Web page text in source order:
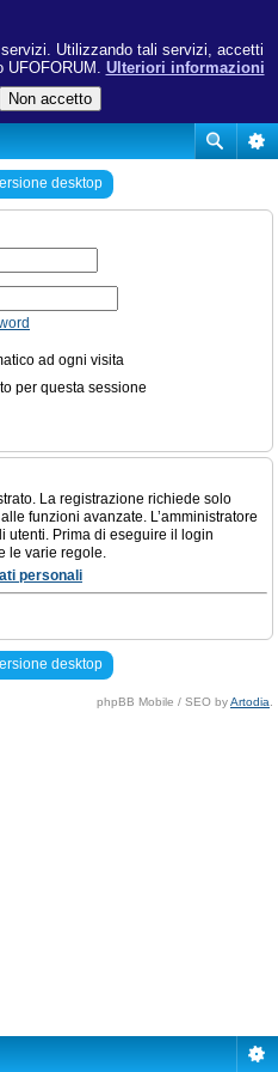
Utilizzando tali servizi, accetti
UFOFORUM. Ulteriori informazioni
desktop
ad ogni visita
per questa sessione
La registrazione richiede solo
funzioni avanzate. L’amministratore
utenti. Prima di eseguire il login
le varie regole.
personali
desktop
phpBB Mobile / SEO byArtodia